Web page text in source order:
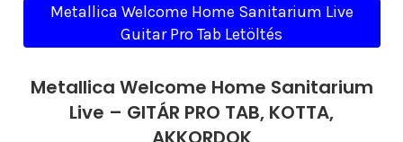
Metallica Welcome Home Sanitarium Live
Guitar Pro Tab Letöltés
Metallica Welcome Home Sanitarium
Live – GITÁR PRO TAB, KOTTA,